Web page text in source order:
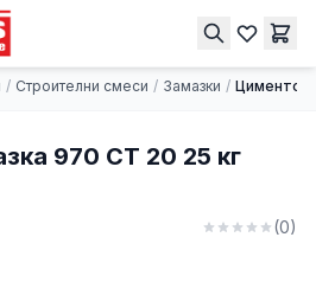
/ Строителни смеси / Замазки /
970 CT 20 25 кг
(0)
Купи